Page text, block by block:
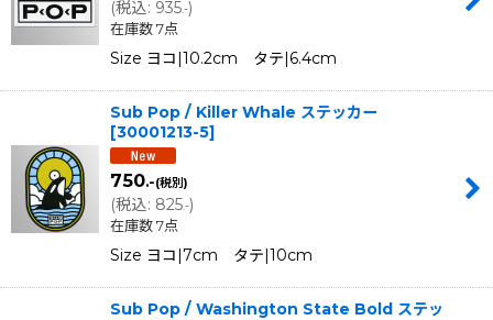
(税込: 935.-)
在庫数 7点
Size ヨコ|10.2cm タテ|6.4cm
Sub Pop / Killer Whale ステッカー
[30001213-5]
750.-(税別)
(税込: 825.-)
在庫数 7点
Size ヨコ|7cm タテ|10cm
Sub Pop / Washington State Bold ステッ